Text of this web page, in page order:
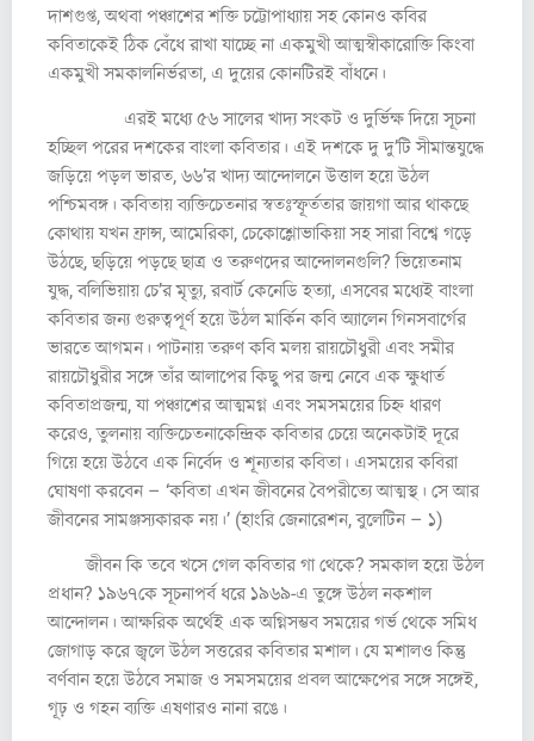
দাশগুপ্ত, অথবা পঞ্চাশের শক্তি চট্টোপাধ্যায় সহ কোনও কবির
কবিতাকেই ঠিক বেঁধে রাখা যাচ্ছে না একমুখী আত্মস্বীকারোক্তি কিংবা
একমুখী সমকালনির্ভরতা, এ দুয়ের কোনটিরই বাঁধনে।
এরই মধ্যে ৫৬ সালের খাদ্য সংকট ও দুর্ভিক্ষ দিয়ে সূচনা
হচ্ছিল পরের দশকের বাংলা কবিতার। এই দশকে দু দু’টি সীমান্তযুদ্ধে
জড়িয়ে পড়ল ভারত, ৬৬’র খাদ্য আন্দোলনে উত্তাল হয়ে উঠল
পশ্চিমবঙ্গ। কবিতায় ব্যক্তিচেতনার স্বতঃস্ফূর্ততার জায়গা আর থাকছে
কোথায় যখন ফ্রান্স, আমেরিকা, চেকোশ্লোভাকিয়া সহ সারা বিশ্বে গড়ে
উঠছে, ছড়িয়ে পড়ছে ছাত্র ও তরুণদের আন্দোলনগুলি? ভিয়েতনাম
যুদ্ধ, বলিভিয়ায় চে’র মৃত্যু, রবার্ট কেনেডি হত্যা, এসবের মধ্যেই বাংলা
কবিতার জন্য গুরুত্বপূর্ণ হয়ে উঠল মার্কিন কবি অ্যালেন গিনসবার্গের
ভারতে আগমন। পাটনায় তরুণ কবি মলয় রায়চৌধুরী এবং সমীর
রায়চৌধুরীর সঙ্গে তাঁর আলাপের কিছু পর জন্ম নেবে এক ক্ষুধার্ত
কবিতাপ্রজন্ম, যা পঞ্চাশের আত্মমগ্ন এবং সমসময়ের চিহ্ন ধারণ
করেও, তুলনায় ব্যক্তিচেতনাকেন্দ্রিক কবিতার চেয়ে অনেকটাই দূরে
গিয়ে হয়ে উঠবে এক নির্বেদ ও শূন্যতার কবিতা। এসময়ের কবিরা
ঘোষণা করবেন – ‘কবিতা এখন জীবনের বৈপরীত্যে আত্মস্থ। সে আর
জীবনের সামঞ্জস্যকারক নয়।’ (হাংরি জেনারেশন, বুলেটিন – ১)
জীবন কি তবে খসে গেল কবিতার গা থেকে? সমকাল হয়ে উঠল
প্রধান? ১৯৬৭কে সূচনাপর্ব ধরে ১৯৬৯-এ তুঙ্গে উঠল নকশাল
আন্দোলন। আক্ষরিক অর্থেই এক অগ্নিসম্ভব সময়ের গর্ভ থেকে সমিধ
জোগাড় করে জ্বলে উঠল সত্তরের কবিতার মশাল। যে মশালও কিন্তু
বর্ণবান হয়ে উঠবে সমাজ ও সমসময়ের প্রবল আক্ষেপের সঙ্গে সঙ্গেই,
গূঢ় ও গহন ব্যক্তি এষণারও নানা রঙে।